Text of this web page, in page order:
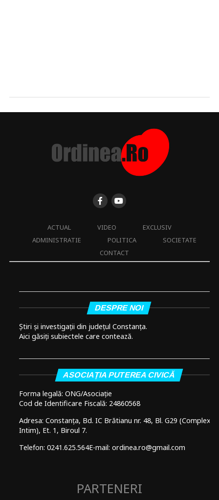
ACTUAL VIDEO
EXCLUSIV
ADMINISTRATIE
POLITICA
SOCIETATE
CONTACT
DESPRE NOI
Știri și investigații din județul Constanța.
Aici găsiți subiectele care contează.
ASOCIAȚIA PUTEREA CIVICĂ
Forma legală: ONG/Asociație
Cod de Identificare Fiscală: 24860568
Adresa: Constanța, Bd. IC Brătianu nr. 48, Bl. G29 (Complex
Intim), Et. 1, Biroul 7.
Telefon: 0241.625.564E-mail: ordinea.ro@gmail.com
PARTENERI